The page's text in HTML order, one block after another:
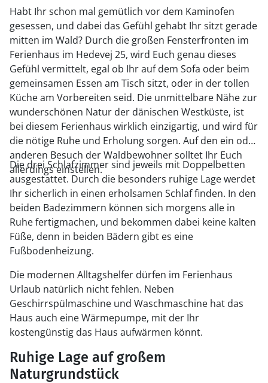
Habt Ihr schon mal gemütlich vor dem Kaminofen
gesessen, und dabei das Gefühl gehabt Ihr sitzt gerade
mitten im Wald? Durch die großen Fensterfronten im
Ferienhaus im Hedevej 25, wird Euch genau dieses
Gefühl vermittelt, egal ob Ihr auf dem Sofa oder beim
gemeinsamen Essen am Tisch sitzt, oder in der tollen
Küche am Vorbereiten seid. Die unmittelbare Nähe zur
wunderschönen Natur der dänischen Westküste, ist
bei diesem Ferienhaus wirklich einzigartig, und wird für
die nötige Ruhe und Erholung sorgen. Auf den ein oder
anderen Besuch der Waldbewohner solltet Ihr Euch
allerdings einstellen.
Die drei Schlafzimmer sind jeweils mit Doppelbetten
ausgestattet. Durch die besonders ruhige Lage werdet
Ihr sicherlich in einen erholsamen Schlaf finden. In den
beiden Badezimmern können sich morgens alle in
Ruhe fertigmachen, und bekommen dabei keine kalten
Füße, denn in beiden Bädern gibt es eine
Fußbodenheizung.
Die modernen Alltagshelfer dürfen im Ferienhaus
Urlaub natürlich nicht fehlen. Neben
Geschirrspülmaschine und Waschmaschine hat das
Haus auch eine Wärmepumpe, mit der Ihr
kostengünstig das Haus aufwärmen könnt.
Ruhige Lage auf großem
Naturgrundstück